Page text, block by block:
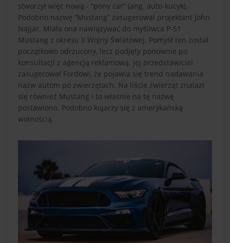
stworzył więc nową - “pony car” (ang. auto-kucyk).
Podobno nazwę “Mustang” zasugerował projektant John
Najjar. Miała ona nawiązywać do myśliwca P-51
Mustang z okresu II Wojny Światowej. Pomysł ten został
początkowo odrzucony, lecz podjęty ponownie po
konsultacji z agencją reklamową. Jej przedstawiciel
zasugerował Fordowi, że pojawia się trend nadawania
nazw autom po zwierzętach. Na liście zwierząt znalazł
się również Mustang i to właśnie na tę nazwę
postawiono. Podobno kojarzy się z amerykańską
wolnością.